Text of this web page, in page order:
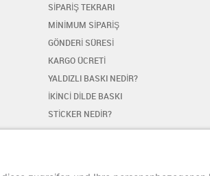
SİPARİŞ TEKRARI
MİNİMUM SİPARİŞ
GÖNDERİ SÜRESİ
KARGO ÜCRETİ
YALDIZLI BASKI NEDİR?
İKİNCİ DİLDE BASKI
STİCKER NEDİR?